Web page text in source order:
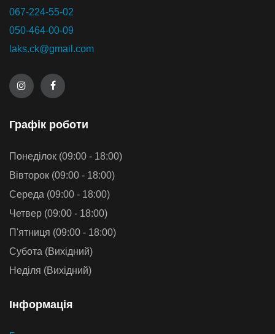
067-224-55-02
050-464-00-09
laks.ck@gmail.com
Графiк роботи
Понеділок (09:00 - 18:00)
Вівторок (09:00 - 18:00)
Середа (09:00 - 18:00)
Четвер (09:00 - 18:00)
П'ятниця (09:00 - 18:00)
Субота (Вихідний)
Неділя (Вихідний)
Iнформацiя